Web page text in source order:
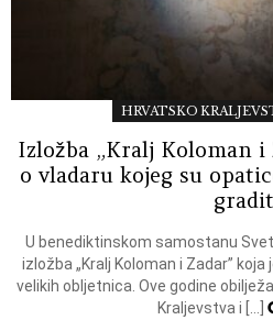
HRVATSKO
Izložba „Kralj Koloman
o vladaru kojeg su
U benediktinskom samostanu
izložba „Kralj Koloman i Zadar”
velikih obljetnica. Ove godine
Kraljevstva i […]